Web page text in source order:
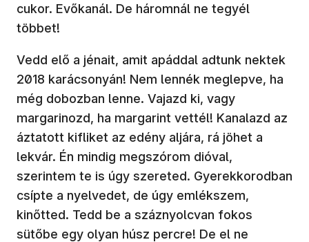
cukor. Evőkanál. De háromnál ne tegyél
többet!
Vedd elő a jénait, amit apáddal adtunk nektek
2018 karácsonyán! Nem lennék meglepve, ha
még dobozban lenne. Vajazd ki, vagy
margarinozd, ha margarint vettél! Kanalazd az
áztatott kifliket az edény aljára, rá jöhet a
lekvár. Én mindig megszórom dióval,
szerintem te is úgy szereted. Gyerekkorodban
csípte a nyelvedet, de úgy emlékszem,
kinőtted. Tedd be a száznyolcvan fokos
sütőbe egy olyan húsz percre! De el ne